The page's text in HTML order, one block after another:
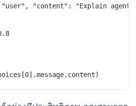
"content": "Explain